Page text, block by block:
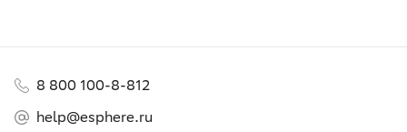
8 800 100-8-812
help@esphere.ru